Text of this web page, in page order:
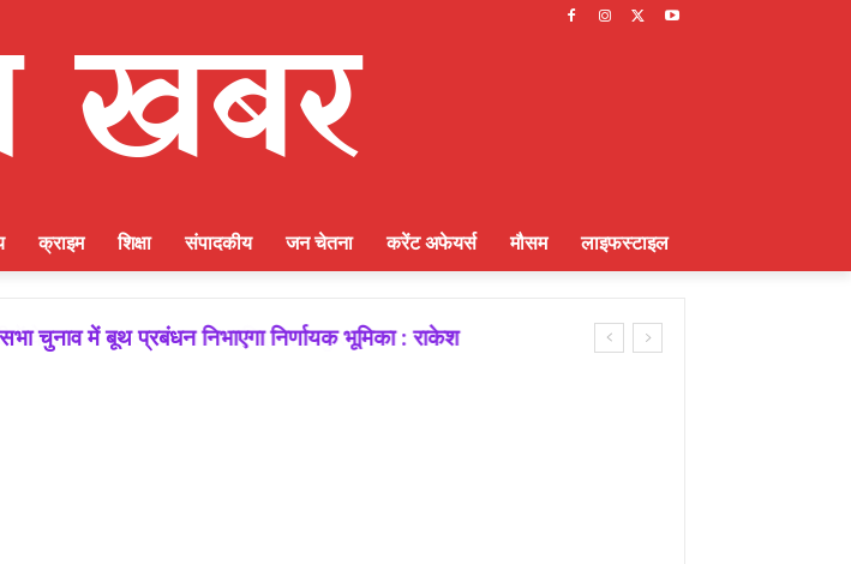
क्राइम शिक्षा संपादकीय जन चेतना करेंट अफेयर्स मौसम लाइफस्टाइल
चुनाव में बूथ प्रबंधन निभाएगा निर्णायक भूमिका : राकेश